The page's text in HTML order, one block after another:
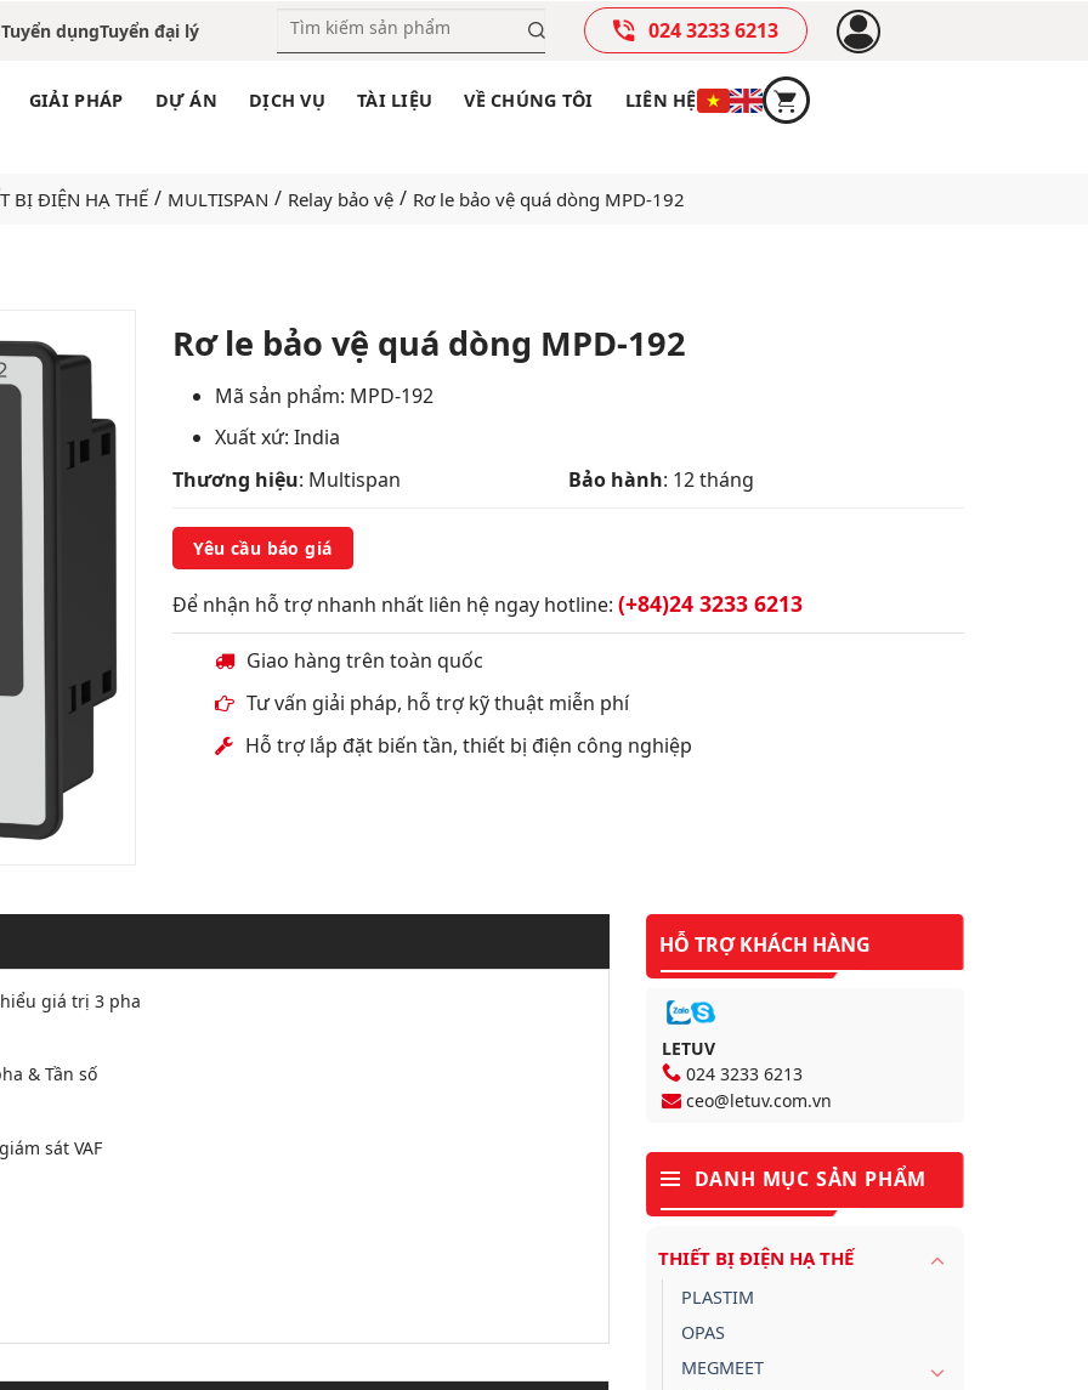
Tuyển dụngTuyển đại lý 024 3233 6213
GIẢI PHÁP DỰ ÁN DỊCH VỤ TÀI LIỆU VỀ CHÚNG TÔI LIÊN HỆ
BỊ ĐIỆN HẠ THẾ / MULTISPAN / Relay bảo vệ / Rơ le bảo vệ quá dòng MPD-192
Add
to
wishlist
Rơ le bảo vệ quá dòng MPD-192
Mã sản phẩm: MPD-192
Xuất xứ: India
Thương hiệu: Multispan Bảo hành: 12 tháng
Yêu cầu báo giá
Để nhận hỗ trợ nhanh nhất liên hệ ngay hotline: (+84)24 3233 6213
Giao hàng trên toàn quốc
Tư vấn giải pháp, hỗ trợ kỹ thuật miễn phí
Hỗ trợ lắp đặt biến tần, thiết bị điện công nghiệp
giá trị 3 pha
& Tần số
sát VAF
HỖ TRỢ KHÁCH HÀNG
LETUV
024 3233 6213
ceo@letuv.com.vn
DANH MỤC SẢN PHẨM
THIẾT BỊ ĐIỆN HẠ THẾ
PLASTIM
OPAS
MEGMEET